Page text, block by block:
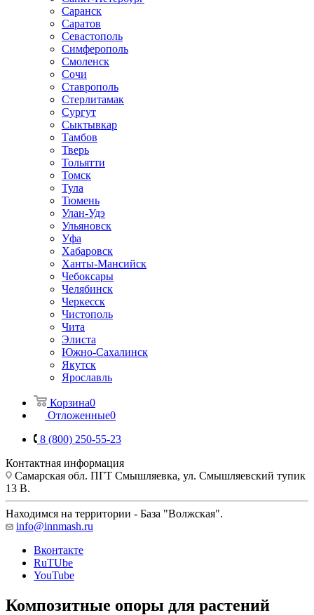
Саранск
Саратов
Севастополь
Симферополь
Смоленск
Сочи
Ставрополь
Стерлитамак
Сургут
Сыктывкар
Тамбов
Тверь
Тольятти
Томск
Тула
Тюмень
Улан-Удэ
Ульяновск
Уфа
Хабаровск
Ханты-Мансийск
Чебоксары
Челябинск
Черкесск
Чистополь
Чита
Элиста
Южно-Сахалинск
Якутск
Ярославль
Корзина0
Отложенные0
8 (800) 250-55-23
Контактная информация
Самарская обл. ПГТ Смышляевка, ул. Смышляевский тупик
13 В.
Находимся на территории - База "Волжская".
info@innmash.ru
Вконтакте
RuTUbe
YouTube
Композитные опоры для растений